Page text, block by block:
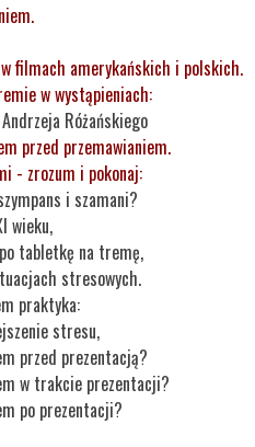
filmach amerykańskich i polskich.
w wystąpieniach:
Różańskiego
przed przemawianiem.
- zrozum i pokonaj:
i szamani?
wieku,
tabletkę na tremę,
stresowych.
praktyka:
stresu,
przed prezentacją?
w trakcie prezentacji?
po prezentacji?